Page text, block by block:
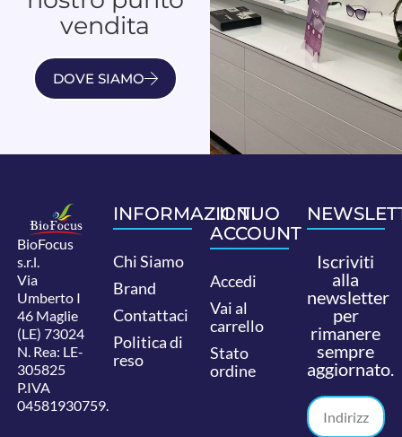
vendita
DOVE SIAMO
BioFocus
s.r.l.
Via
Umberto I
46 Maglie
(LE) 73024
N. Rea: LE-
305825
P.IVA
04581930759.
INFORMAZIONI
Chi Siamo
Brand
Contattaci
Politica di
reso
IL TUO
ACCOUNT
Accedi
Vai al
carrello
Stato
ordine
Iscriviti
alla
newsletter
per
rimanere
sempre
aggiornato.